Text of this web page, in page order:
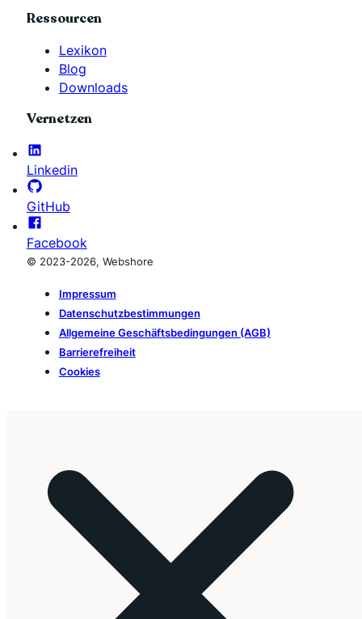
Ressourcen
Lexikon
Blog
Downloads
Vernetzen
Linkedin
GitHub
Facebook
© 2023-2026, Webshore
Impressum
Datenschutzbestimmungen
Allgemeine Geschäftsbedingungen (AGB)
Barrierefreiheit
Cookies